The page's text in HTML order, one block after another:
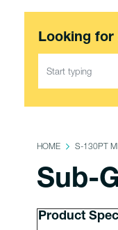
Looking for
HOME S-130PT
Sub-
Product